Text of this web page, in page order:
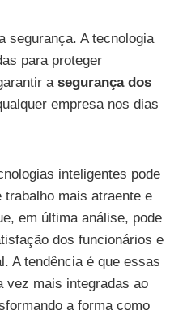
segurança. A tecnologia
para proteger
a segurança dos
empresa nos dias
inteligentes pode
trabalho mais atraente e
em última análise, pode
dos funcionários e
A tendência é que essas
vez mais integradas ao
a forma como